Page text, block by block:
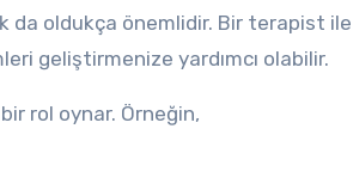
da oldukça önemlidir. Bir terapist ile
geliştirmenize yardımcı olabilir.
rol oynar. Örneğin,